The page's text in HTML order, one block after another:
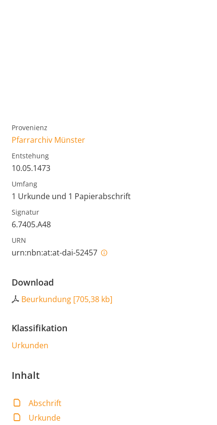
Provenienz
Pfarrarchiv Münster
Entstehung
10.05.1473
Umfang
1 Urkunde und 1 Papierabschrift
Signatur
6.7405.A48
URN
urn:nbn:at:at-dai-52457
Download
Beurkundung [705,38 kb]
Klassifikation
Urkunden
Inhalt
Abschrift
Urkunde